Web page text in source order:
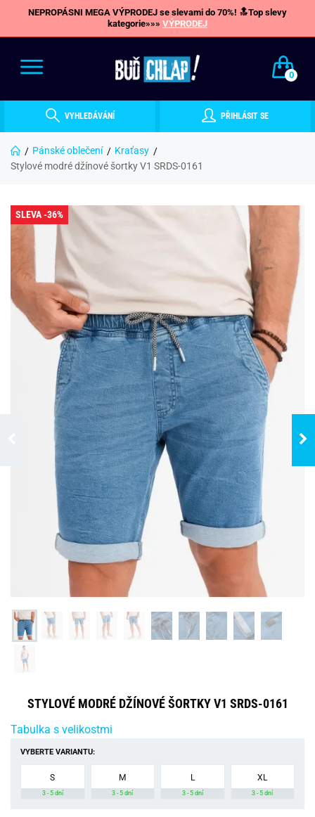
NEPROPÁSNI MEGA VÝPRODEJ se slevami do 70%! 🔝Top slevy
kategorie»»» VÝPRODEJ
0
VYHLEDÁVÁNÍ PŘIHLÁSIT SE
Pánské oblečení
Kraťasy
Stylové modré džínové šortky V1 SRDS-0161
SLEVA -36%
STYLOVÉ MODRÉ DŽÍNOVÉ ŠORTKY V1 SRDS-0161
Tabulka s velikostmi
VYBERTE VARIANTU:
S
3 - 5 dní
M
3 - 5 dní
L
3 - 5 dní
XL
3 - 5 dní